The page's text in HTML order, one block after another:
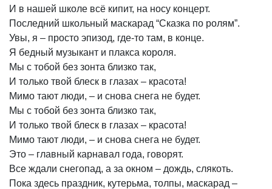
И в нашей школе всё кипит, на носу концерт.
Последний школьный маскарад “Сказка по ролям”.
Увы, я – просто эпизод, где-то там, в конце.
Я бедный музыкант и плакса короля.
Мы с тобой без зонта близко так,
И только твой блеск в глазах – красота!
Мимо тают люди, – и снова снега не будет.
Мы с тобой без зонта близко так,
И только твой блеск в глазах – красота!
Мимо тают люди, – и снова снега не будет.
Это – главный карнавал года, говорят.
Все ждали снегопад, а за окном – дождь, слякоть.
Пока здесь праздник, кутерьма, толпы, маскарад –